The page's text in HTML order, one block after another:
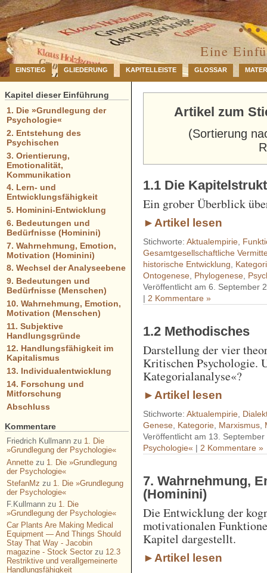
…
Eine
EINSTIEG GLIEDERUNG KAPITELLEISTE GLOSSAR
Artikel zum
(Sortierung
1.1 Die
Ein grober Überblick
►Artikel lesen
Stichworte:Aktualempirie
Gesamtgesellschaftliche
historische Entwicklung
Ontogenese Phylogenese
Veröffentlicht am 6. September
| 2 Kommentare »
1.2 Methodisches
Darstellung der vier
Kritischen Psychologie.
Kategorialanalyse«?
►Artikel lesen
Stichworte:Aktualempirie
Genese Kategorie Marxismus
Veröffentlicht am 13.
Psychologie« | 2 Kommentare »
7. Wahrnehmung,
(Hominini)
Die Entwicklung der
motivationalen
Kapitel dargestellt.
►Artikel lesen
Kapitel dieser Einführung
1. Die »Grundlegung der
Psychologie«
2. Entstehung des
Psychischen
3. Orientierung,
Emotionalität,
Kommunikation
4. Lern- und
Entwicklungsfähigkeit
5. Hominini-Entwicklung
6. Bedeutungen und
Bedürfnisse (Hominini)
7. Wahrnehmung, Emotion,
Motivation (Hominini)
8. Wechsel der Analyseebene
9. Bedeutungen und
Bedürfnisse (Menschen)
10. Wahrnehmung, Emotion,
Motivation (Menschen)
11. Subjektive
Handlungsgründe
12. Handlungsfähigkeit im
Kapitalismus
13. Individualentwicklung
14. Forschung und
Mitforschung
Abschluss
Kommentare
Friedrich Kullmannzu 1. Die
»Grundlegung der Psychologie«
Annettezu 1. Die »Grundlegung
der Psychologie«
StefanMz zu 1. Die »Grundlegung
der Psychologie«
F.Kullmannzu 1. Die
»Grundlegung der Psychologie«
Car Plants Are Making Medical
Equipment — And Things Should
Stay That Way - Jacobin
magazine - Stock Sectorzu 12.3
Restriktive und verallgemeinerte
Handlungsfähigkeit